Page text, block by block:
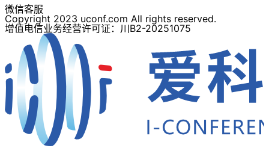
微信客服
Copyright 2023 uconf.com All rights reserved.
增值电信业务经营许可证：川B2-20251075